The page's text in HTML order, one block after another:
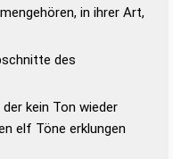
in ihrer Art,
des
kein Ton wieder
elf Töne erklungen